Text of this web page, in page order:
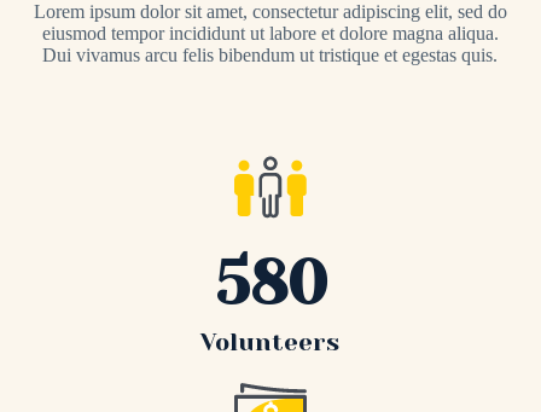
Lorem ipsum dolor sit amet, consectetur adipiscing elit, sed do
eiusmod tempor incididunt ut labore et dolore magna aliqua.
Dui vivamus arcu felis bibendum ut tristique et egestas quis.
Volunteers
580